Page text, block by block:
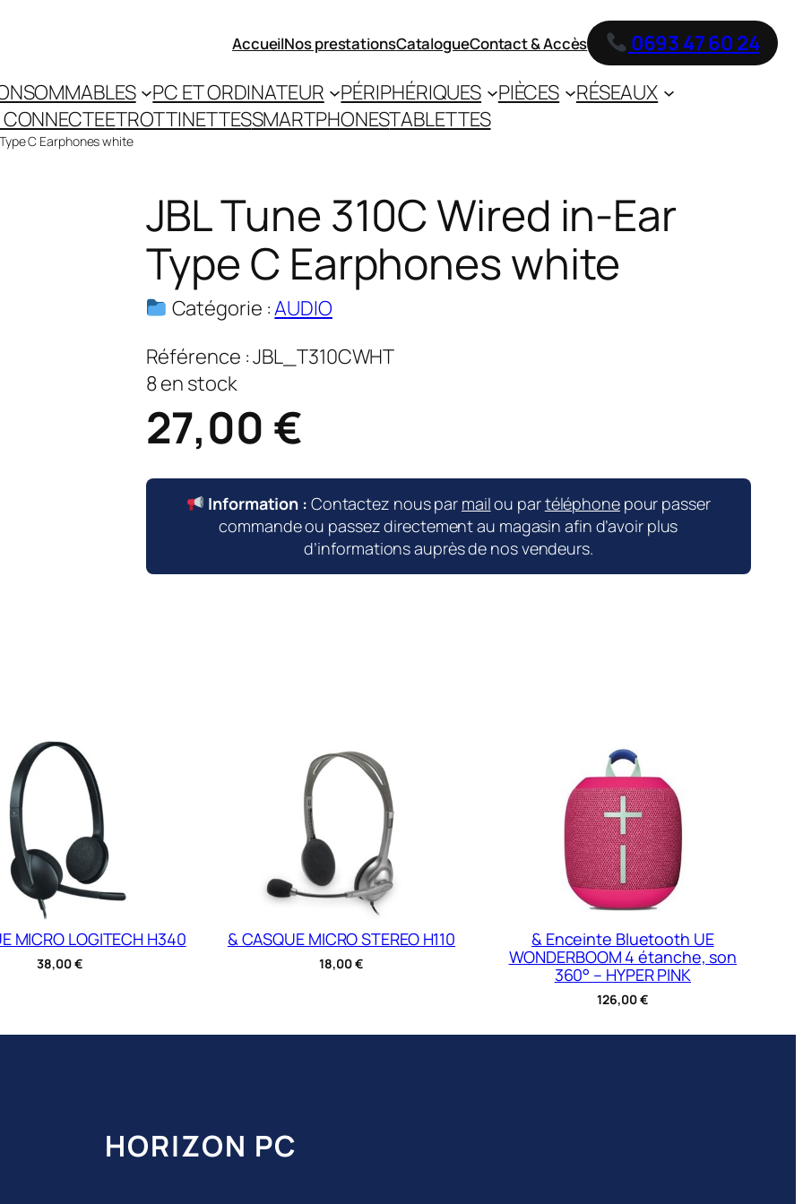
AccueilNos prestationsCatalogueContact & Accès
0693 47 60 24
PC ET ORDINATEUR PÉRIPHÉRIQUES PIÈCES
RÉSEAUX
TROTTINETTESSMARTPHONESTABLETTES
C Earphones white
JBL Tune 310C Wired in-Ear
Type C Earphones white
Catégorie :AUDIO
Référence :JBL_T310CWHT
8 en stock
27,00 €
Information : Contactez nous par mailou partéléphonepour passer
commande ou passez directement au magasin afin d’avoir plus
d’informations auprès de nos vendeurs.
MICRO LOGITECH H340
38,00€
& CASQUE MICRO STEREO H110
18,00€
& Enceinte Bluetooth UE
WONDERBOOM 4 étanche, son
360° – HYPER PINK
126,00€
HORIZON PC